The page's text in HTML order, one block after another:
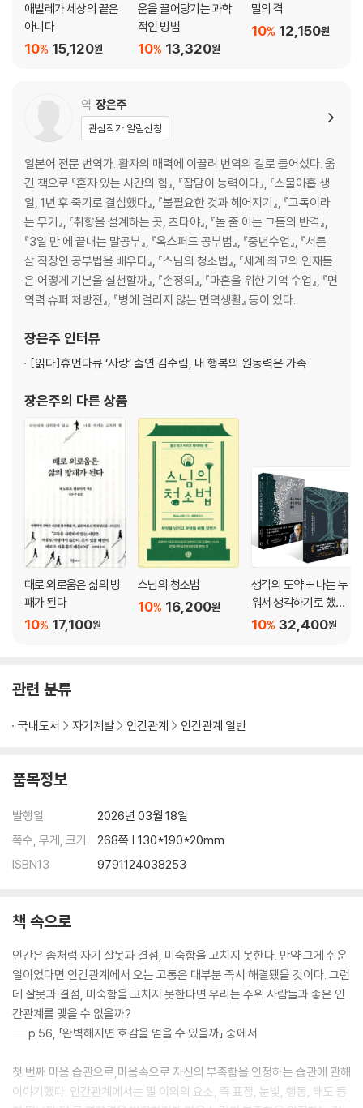
마음 습관 넷.
스스로 싫어하기로 선택했음을 안다
·세상에 ‘원래’ 싫은 것은 없다
·남을 미워하는 사람은 자기 자신도 미워한다
·상대에게 진심으로 공감하려면
·정면으로 마주하는 것만으로도 관계는 좋아진다
·고독과 외로움을 바라보아야 하는 이유
마음 습관 다섯.
말이 감정을 만든다는 것을 기억한다
·말하는 대로 마음이 만들어진다
·말은 원래 신체적인 작용이다
·마음 깊은 곳에는 심술꾸러기가 산다
·자기혐오와 타자 불안이라는 그림자
·미움은 보이는 것보다 보고 싶은 걸 만든다
·상처받지 않으려는 마음이 상처를 남긴다
·미움은 결국 자신을 아프게 한다
헤어져도 마음으로 관계를 끊지 않는다
·애정이란 관계를 끊지 않는 것이다
·관계에 서툰 사람은 타인과 부딪치는 사람이 아니다
·인간의 마음은 생각보다 유연하다
·다시 만날 수 없는 사람과 화해하려면
마음 습관 일곱.
모든 만남은 나를 위한 것임을 받아들인다
·왜 내 인생에서 그 사람을 만났을까
·불행한 만남이 고마운 만남이 될 때
·어떠한 만남에도 깊은 의미가 있다
·‘졸업하지 않은 시험’은 평생 뒤쫓아 온다
·수많은 인연 중에 우리가 만난 이유
·그 만남이 당신에게 가르쳐 주는 것
·마음의 거울을 닦는다는 것
감사의 말
애벌레가 세상의 끝은
아니다
15,120원
10%
운을 끌어당기는 과학
적인 방법
13,320원
10%
말의 격
12,150원
10%
역 장은주
관심작가 알림신청
일본어 전문 번역가. 활자의 매력에 이끌려 번역의 길로 들어섰다. 옮
긴 책으로 『혼자 있는 시간의 힘』, 『잡담이 능력이다』, 『스물아홉 생
일, 1년 후 죽기로 결심했다』, 『불필요한 것과 헤어지기』, 『고독이라
는 무기』, 『취향을 설계하는 곳, 츠타야』, 『놀 줄 아는 그들의 반격』,
『3일 만 에 끝내는 말공부』, 『옥스퍼드 공부법』, 『중년수업』, 『서른
살 직장인 공부법을 배우다』, 『스님의 청소법』, 『세계 최고의 인재들
은 어떻게 기본을 실천할까』, 『손정의』, 『마흔을 위한 기억 수업』, 『면
역력 슈퍼 처방전』, 『병에 걸리지 않는 면역생활』 등이 있다.
장은주 인터뷰
[읽다]휴먼다큐 ‘사랑’ 출연 김수림, 내 행복의 원동력은 가족
장은주의 다른 상품
때로 외로움은 삶의 방
패가 된다
17,100원
10%
스님의 청소법
16,200원
10%
생각의 도약 + 나는 누
워서 생각하기로 했다
세트 32,400원
10%
관련 분류
국내도서 자기계발 인간관계 인간관계 일반
품목정보
발행일
2026년 03월 18일
쪽수, 무게, 크기
268쪽 | 130*190*20mm
ISBN13
9791124038253
책 속으로
인간은 좀처럼 자기 잘못과 결점, 미숙함을 고치지 못한다. 만약 그게 쉬운
일이었다면 인간관계에서 오는 고통은 대부분 즉시 해결됐을 것이다. 그런
데 잘못과 결점, 미숙함을 고치지 못한다면 우리는 주위 사람들과 좋은 인
간관계를 맺을 수 없을까?
---p.56, 「완벽해지면 호감을 얻을 수 있을까」 중에서
첫 번째 마음 습관으로,마음속으로 자신의 부족함을 인정하는 습관에 관해
이야기했다. 인간관계에서는 말 이외의 요소, 즉 표정, 눈빛, 행동, 태도 등